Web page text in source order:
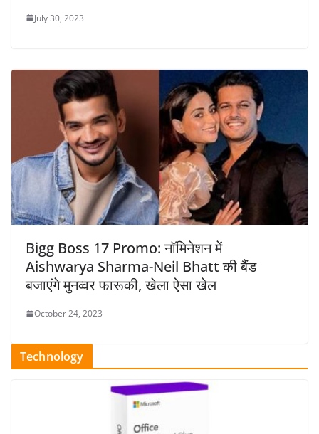
July 30, 2023
Bigg Boss 17 Promo: नॉमिनेशन में
Aishwarya Sharma-Neil Bhatt की बैंड
बजाएंगे मुनव्वर फारूकी, खेला ऐसा खेल
October 24, 2023
Technology